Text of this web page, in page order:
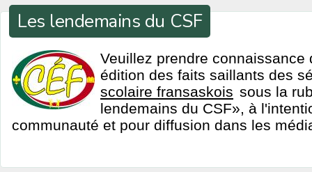
Les lendemains du CSF
Veuillez prendre connaissance
édition des faits saillants des
scolaire fransaskois sous la
lendemains du CSF», à
communauté et pour diffusion dans les